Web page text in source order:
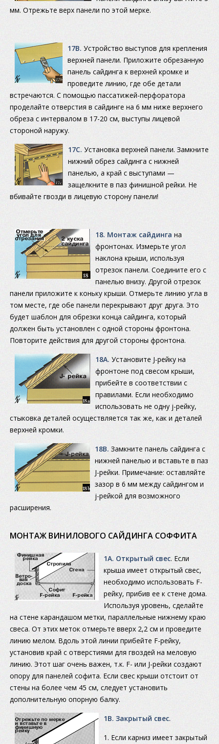
мм. Отрежьте верх панели по этой мерке.
17B. Устройство выступов для крепления
верхней панели. Приложите обрезанную
панель сайдинга к верхней кромке и
проведите линию, где обе детали
встречаются. С помощью пассатижей-перфоратора
проделайте отверстия в сайдинге на 6 мм ниже верхнего
обреза с интервалом в 17-20 см, выступы лицевой
стороной наружу.
17C. Установка верхней панели. Замкните
нижний обрез сайдинга с нижней
панелью, а край с выступами —
защелкните в паз финишной рейки. Не
вбивайте гвозди в лицевую сторону панели!
18. Монтаж сайдинга на
фронтонах. Измерьте угол
наклона крыши, используя
отрезок панели. Соедините его с
панелью внизу. Другой отрезок
панели приложите к коньку крыши. Отмерьте линию угла в
том месте, где обе панели перекрывают друг друга. Это
будет шаблон для обрезки конца сайдинга, который
должен быть установлен с одной стороны фронтона.
Повторите действия для другой стороны фронтона.
18A. Установите J-рейку на
фронтоне под свесом крыши,
прибейте в соответствии с
правилами. Если необходимо
использовать не одну j-рейку,
стыковка деталей осуществляется так же, как и деталей
верхней кромки.
18B. Замкните панель сайдинга с
нижней панелью и вставьте в паз
J-рейки. Примечание: оставляйте
зазор в 6 мм между сайдингом и
j-рейкой для возможного
расширения.
МОНТАЖ ВИНИЛОВОГО САЙДИНГА СОФФИТА
1А. Открытый свес. Если
крыша имеет открытый свес,
необходимо использовать F-
рейку, прибив ее к стене дома.
Используя уровень, cделайте
на стене карандашом метки, параллельные нижнему краю
свеса. От этих меток отмерьте вверх 2,2 см и проведите
линию мелом. Вдоль этой линии прибейте F-рейку,
установив край с отверстиями для гвоздей на меловую
линию. Этот шаг очень важен, т.к. F- или J-рейки создают
опору для панелей софита. Если свес крыши отстоит от
стены на более чем 45 см, следует установить
дополнительную опорную балку.
1В. Закрытый свес.
1. Если карниз имеет закрытый